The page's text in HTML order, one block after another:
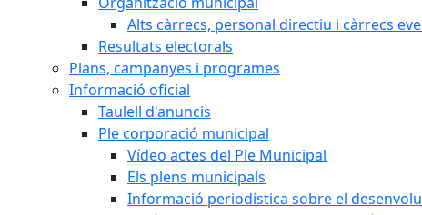
Alts càrrecs, personal directiu i càrrecs
Resultats electorals
Plans, campanyes i programes
Informació oficial
Taulell d'anuncis
Ple corporació municipal
Vídeo actes del Ple Municipal
Els plens municipals
Informació periodística sobre el